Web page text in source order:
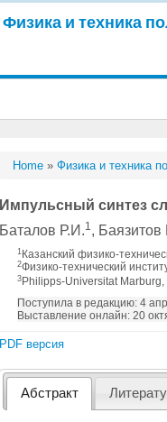
Физика и техника
Home »Физика и техника
Импульсный синтез
Баталов Р.И.1, Баязитов
1 Казанский физико-
2Физико-технический
3 Philipps-Universitat
Поступила в редакцию: 4
Выставление онлайн: 20
PDF версия
Абстракт